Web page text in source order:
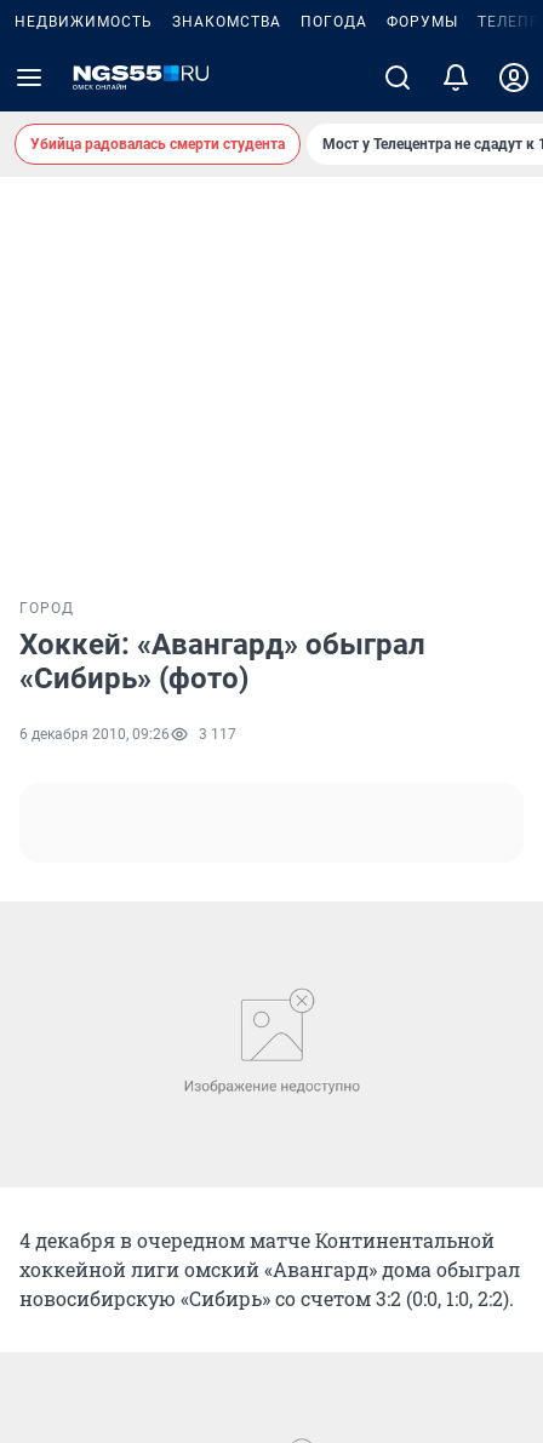
НЕДВИЖИМОСТЬ ЗНАКОМСТВА ПОГОДА ФОРУМЫ
Убийца радовалась смерти студента Мост у Телецентра не сдадут к
ГОРОД
Хоккей: «Авангард» обыграл
«Сибирь» (фото)
6 декабря 2010, 09:26 3 117
4 декабря в очередном матче Континентальной
хоккейной лиги омский «Авангард» дома обыграл
новосибирскую «Сибирь» со счетом 3:2 (0:0, 1:0, 2:2).